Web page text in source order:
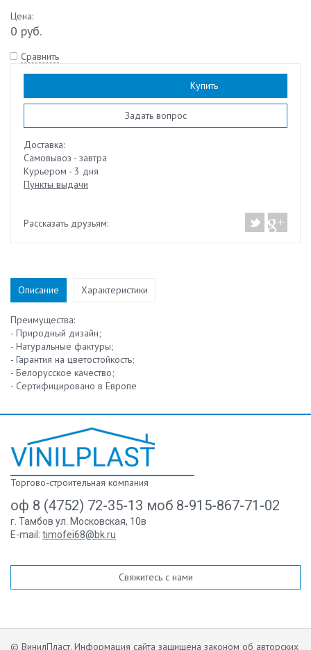
Цена:
0 руб.
Сравнить
Купить
Задать вопрос
Доставка:
Самовывоз - завтра
Курьером - 3 дня
Пункты выдачи
Рассказать друзьям:
Описание Характеристики
Преимущества:
- Природный дизайн;
- Натуральные фактуры;
- Гарантия на цветостойкость;
- Белорусское качество;
- Сертифицировано в Европе
Торгово-строительная компания
оф 8 (4752) 72-35-13 моб 8-915-867-71-02
г. Тамбов ул. Московская, 10в
E-mail: timofei68@bk.ru
Свяжитесь с нами
© ВинилПласт. Информация сайта защищена законом об авторских